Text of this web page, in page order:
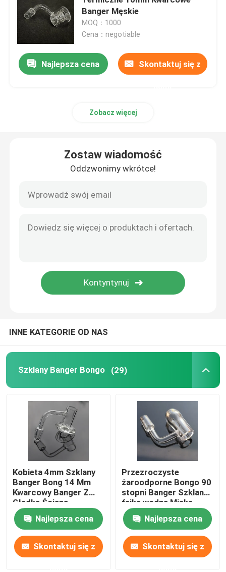
Bongo ze szkła silikonowego
Kwarcowe gwoździe Banger
fajka wodna fajka wodna
Szklane bongo z recyklingu
Silikonowa słomka parowa
Akcesoria do dymu
Banger Męskie
MOQ：1000
Cena：negotiable
Najlepsza cena Skontaktuj się z
Zobacz więcej
Zostaw wiadomość
Oddzwonimy wkrótce!
INNE KATEGORIE OD NAS
Szklany Banger Bongo (29)
Kobieta 4mm Szklany
Banger Bong 14 Mm
Kwarcowy Banger Z
Gładką Ścianą
Wewnętrzną
Najlepsza cena
Skontaktuj się z
Przezroczyste
żaroodporne Bongo 90
stopni Banger Szklana
fajka wodna Miska
Najlepsza cena
Skontaktuj się z